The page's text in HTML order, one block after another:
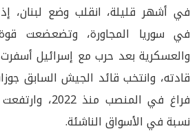
في أشهر قليلة، انقلب وضع لبنان،
في سوريا المجاورة، وتضعضعت
والعسكرية بعد حرب مع إسرائيل
قادته، وانتخب قائد الجيش السابق
فراغ في المنصب
نسبة في الأسواق الناشئة.